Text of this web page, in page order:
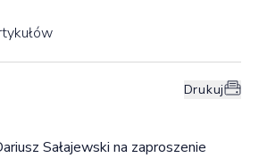
Drukuj
Sałajewski na zaproszenie